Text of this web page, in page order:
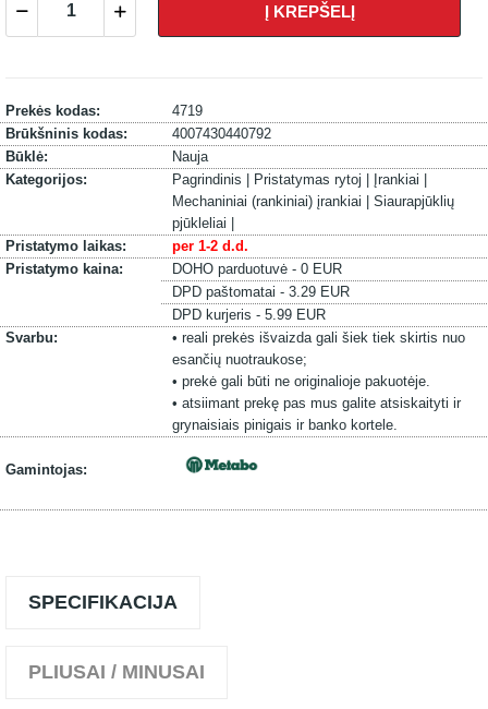
Į KREPŠELĮ
Prekės kodas:
4719
Brūkšninis kodas:
4007430440792
Būklė:
Nauja
Kategorijos:
Pagrindinis | Pristatymas rytoj |
Įrankiai |
Mechaniniai (rankiniai) įrankiai | Siaurapjūklių
pjūkleliai |
Pristatymo laikas:
per 1-2 d.d.
Pristatymo kaina:
DOHO parduotuvė - 0 EUR
DPD paštomatai - 3.29 EUR
DPD kurjeris - 5.99 EUR
Svarbu:
• reali prekės išvaizda gali šiek tiek skirtis nuo
esančių nuotraukose;
• prekė gali būti ne originalioje pakuotėje.
• atsiimant prekę pas mus galite atsiskaityti ir
grynaisiais pinigais ir banko kortele.
Gamintojas:
SPECIFIKACIJA
PLIUSAI / MINUSAI